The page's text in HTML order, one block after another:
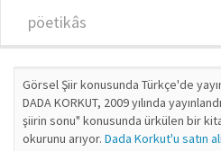
pöetikâs
Görsel Şiir konusunda Türkçe'de
DADA KORKUT, 2009 yılında
şiirin sonu" konusunda ürkülen bir
okurunu arıyor. Dada Korkut'u satın